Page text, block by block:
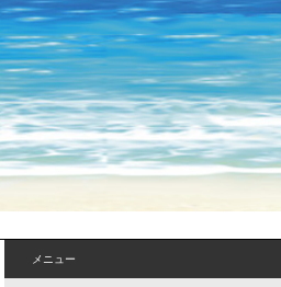
メニュー